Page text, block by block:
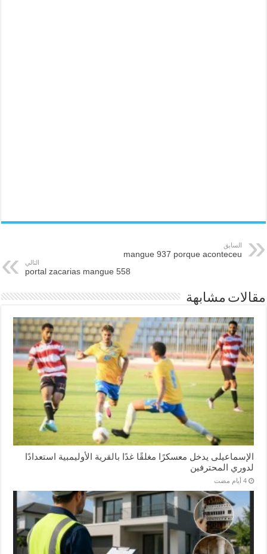
السابق
mangue 937 porque aconteceu
التالي
portal zacarias mangue 558
مقالات مشابهة
الإسماعیلی یدخل معسكرًا مغلقًا غدًا بالقرية الأوليمبية استعدادًا
لدوري المحترفين
‏4 أيام مضت